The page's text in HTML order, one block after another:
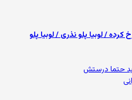
/ لوبیا پلو نذری / لوبیا پلو